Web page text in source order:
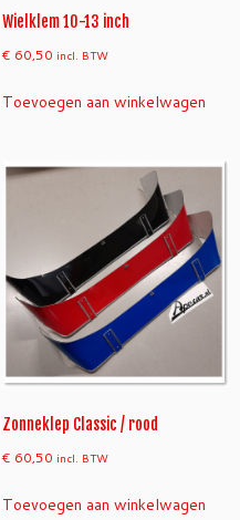
Wielklem 10-13 inch
€ 60,50 incl. BTW
Toevoegen aan winkelwagen
Zonneklep Classic / rood
€ 60,50 incl. BTW
Toevoegen aan winkelwagen